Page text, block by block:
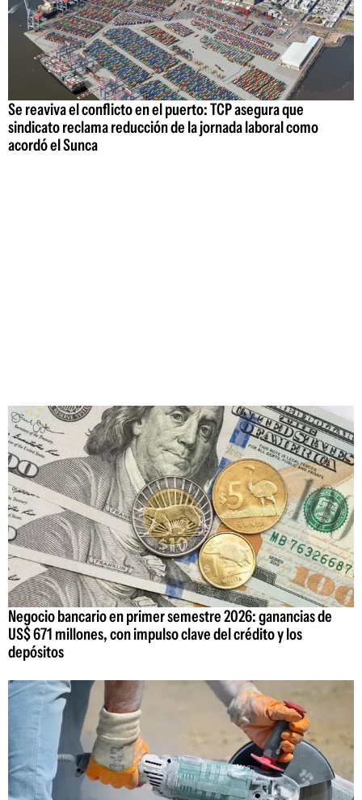
Se reaviva el conflicto en el puerto: TCP asegura que
sindicato reclama reducción de la jornada laboral como
acordó el Sunca
Negocio bancario en primer semestre 2026: ganancias de
US$ 671 millones, con impulso clave del crédito y los
depósitos